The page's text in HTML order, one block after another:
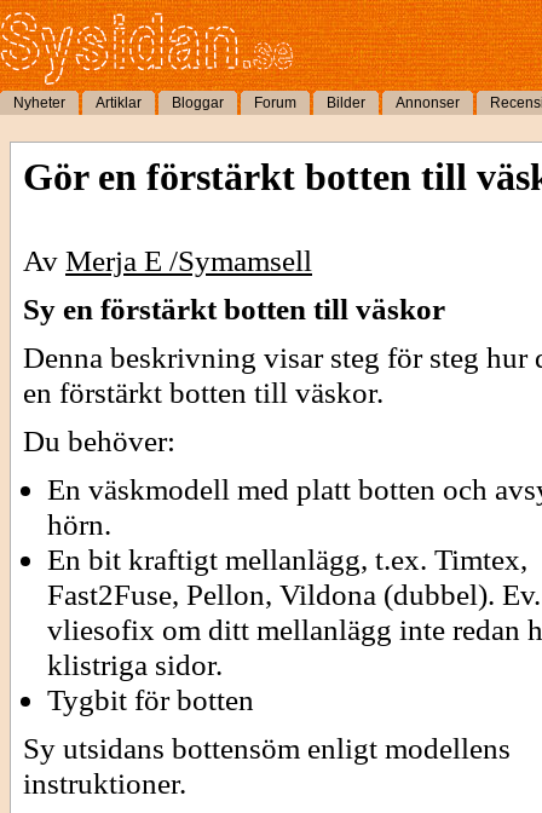
Nyheter Artiklar Bloggar Forum Bilder Annonser
Gör en förstärkt botten till
Av Merja E /Symamsell
Sy en förstärkt botten till väskor
Denna beskrivning visar steg för steg hur
en förstärkt botten till väskor.
Du behöver:
En väskmodell med platt botten och
hörn.
En bit kraftigt mellanlägg, t.ex. Timtex,
Fast2Fuse, Pellon, Vildona (dubbel). Ev.
vliesofix om ditt mellanlägg inte redan
klistriga sidor.
Tygbit för botten
Sy utsidans bottensöm enligt modellens
instruktioner.